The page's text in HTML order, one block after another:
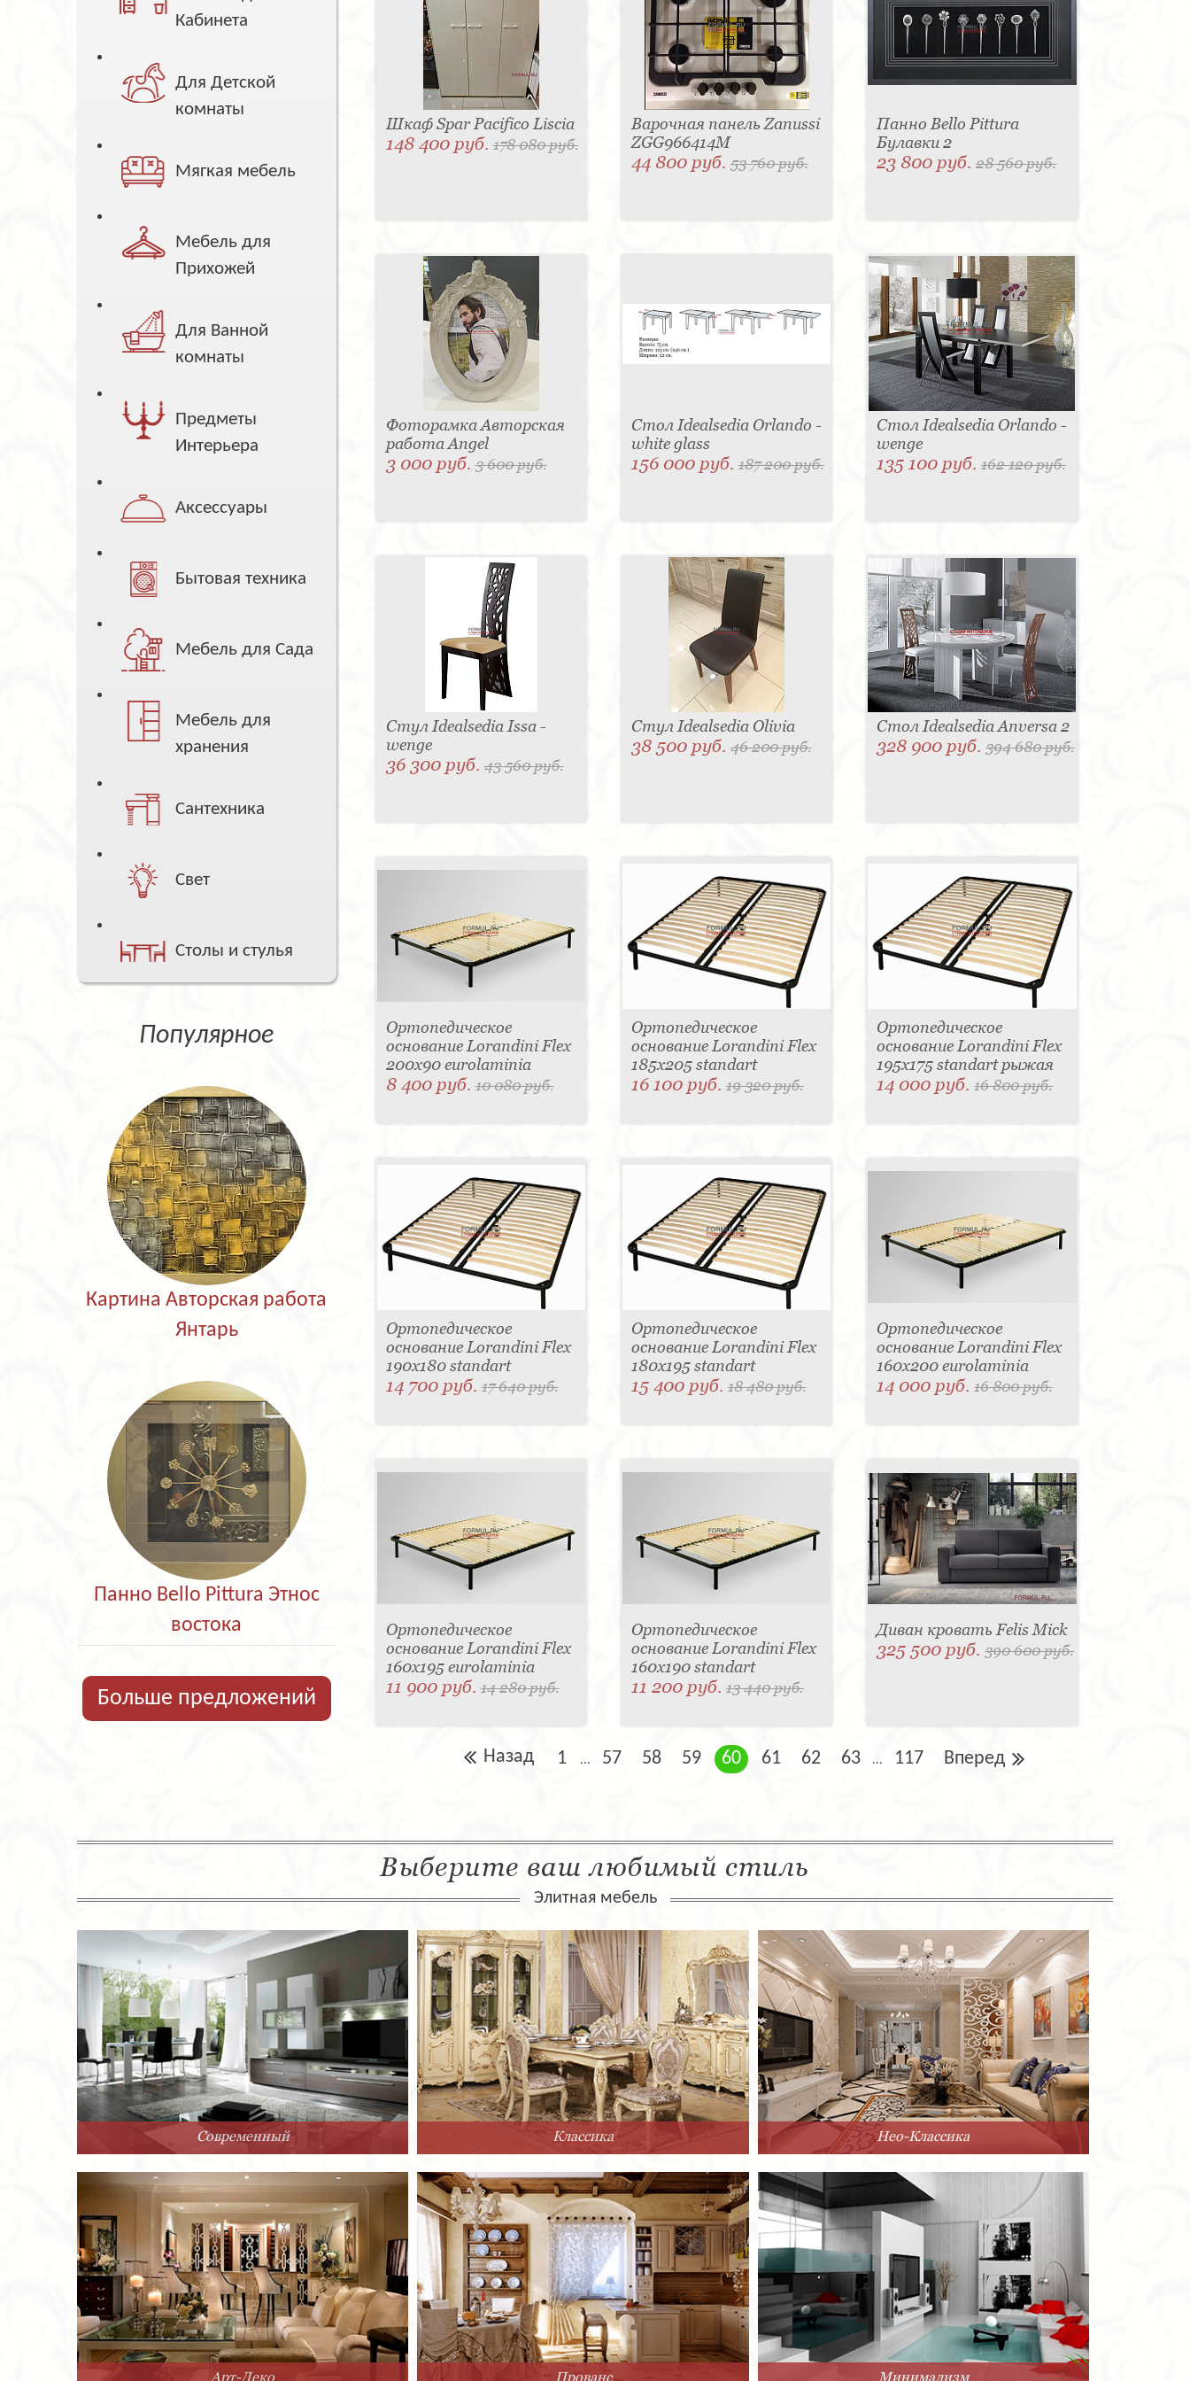
Кабинета
Для Детской
комнаты
Мягкая мебель
Мебель для
Прихожей
Для Ванной
комнаты
Предметы
Интерьера
Аксессуары
Бытовая техника
Мебель для Сада
Мебель для
хранения
Сантехника
Свет
Столы и стулья
Популярное
Картина Авторская работа
Янтарь
Панно Bello Pittura Этнос
востока
Больше предложений
Шкаф Spar Pacifico Liscia
148 400 руб.178 080 руб.
Варочная панель Zanussi
ZGG966414M
44 800 руб. 53 760 руб.
Панно Bello Pittura
Булавки 2
23 800 руб.28 560 руб.
Фоторамка Авторская
работа Angel
3 000 руб.3 600 руб.
Стол Idealsedia Orlando -
white glass
156 000 руб. 187 200 руб.
Стол Idealsedia Orlando -
wenge
135 100 руб.162 120 руб.
Стул Idealsedia Issa -
wenge
36 300 руб.43 560 руб.
Стул Idealsedia Olivia
38 500 руб. 46 200 руб.
Стол Idealsedia Anversa 2
328 900 руб.394 680 руб.
Ортопедическое
основание Lorandini Flex
200x90 eurolaminia
8 400 руб.10 080 руб.
Ортопедическое
основание Lorandini Flex
185x205 standart
16 100 руб. 19 320 руб.
Ортопедическое
основание Lorandini Flex
195x175 standart рыжая
14 000 руб.16 800 руб.
Ортопедическое
основание Lorandini Flex
190x180 standart
14 700 руб.17 640 руб.
Ортопедическое
основание Lorandini Flex
180x195 standart
15 400 руб. 18 480 руб.
Ортопедическое
основание Lorandini Flex
160x200 eurolaminia
14 000 руб.16 800 руб.
Ортопедическое
основание Lorandini Flex
160x195 eurolaminia
11 900 руб.14 280 руб.
Ортопедическое
основание Lorandini Flex
160x190 standart
11 200 руб. 13 440 руб.
Диван кровать Felis Mick
325 500 руб.390 600 руб.
Назад 1 ... 57 58 59 60 61 62 63 ... 117 Вперед
Выберите ваш любимый стиль
Элитная мебель
Современный Классика Нео-Классика
Арт-Деко Прованс Минимализм